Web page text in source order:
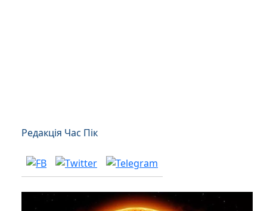
Редакція Час Пік